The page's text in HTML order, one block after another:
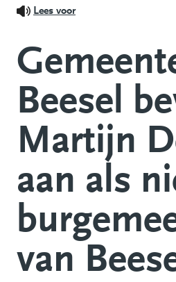
Lees voor
Beesel
Martijn
aan als
van